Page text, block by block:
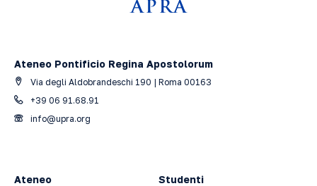
Ateneo Pontificio Regina Apostolorum
Via degli Aldobrandeschi 190 | Roma 00163
+39 06 91.68.91
info@upra.org
Ateneo Studenti